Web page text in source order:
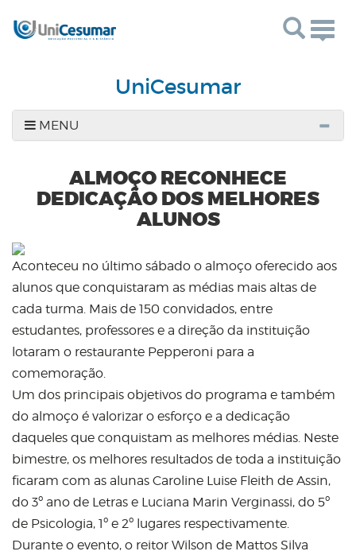
UniCesumar
MENU
ALMOÇO RECONHECE
DEDICAÇÃO DOS MELHORES
ALUNOS
Aconteceu no último sábado o almoço oferecido aos
alunos que conquistaram as médias mais altas de
cada turma. Mais de 150 convidados, entre
estudantes, professores e a direção da instituição
lotaram o restaurante Pepperoni para a
comemoração.
Um dos principais objetivos do programa e também
do almoço é valorizar o esforço e a dedicação
daqueles que conquistam as melhores médias. Neste
bimestre, os melhores resultados de toda a instituição
ficaram com as alunas Caroline Luise Fleith de Assin,
do 3º ano de Letras e Luciana Marin Verginassi, do 5º
de Psicologia, 1º e 2º lugares respectivamente.
Durante o evento, o reitor Wilson de Mattos Silva